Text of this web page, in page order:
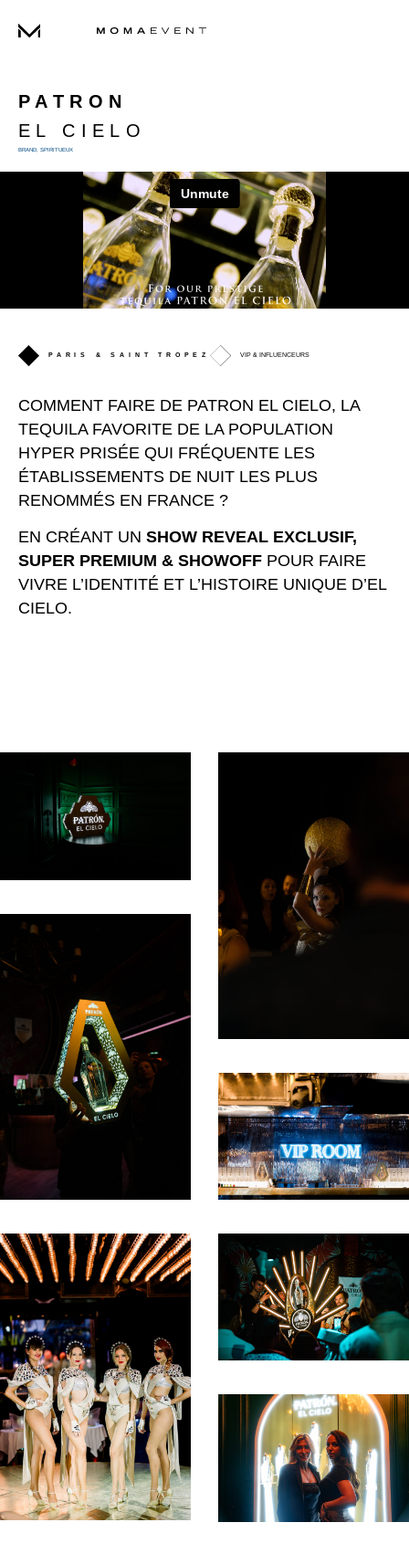
PROJETS
AGENCE
PATRON
EL CIELO
BRAND SPIRITUEUX
PARIS & SAINT TROPEZ VIP & INFLUENCEURS
COMMENT FAIRE DE PATRON EL CIELO, LA
TEQUILA FAVORITE DE LA POPULATION
HYPER PRISÉE QUI FRÉQUENTE LES
ÉTABLISSEMENTS DE NUIT LES PLUS
RENOMMÉS EN FRANCE ?
EN CRÉANT UN SHOW REVEAL EXCLUSIF,
SUPER PREMIUM & SHOWOFF POUR FAIRE
VIVRE L’IDENTITÉ ET L’HISTOIRE UNIQUE D’EL
CIELO.